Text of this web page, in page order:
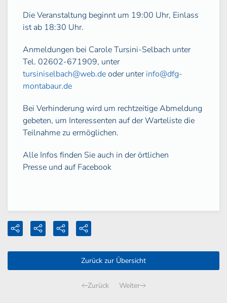
Die Veranstaltung beginnt um 19:00 Uhr, Einlass
ist ab 18:30 Uhr.
Anmeldungen bei Carole Tursini-Selbach unter
Tel. 02602-671909, unter
tursiniselbach@web.deoder unterinfo@dfg-
montabaur.de
Bei Verhinderung wird um rechtzeitige Abmeldung
gebeten, um Interessenten auf der Warteliste die
Teilnahme zu ermöglichen.
Alle Infos finden Sie auch in der örtlichen
Presse und auf Facebook
Zurück zur Übersicht
Zurück Weiter